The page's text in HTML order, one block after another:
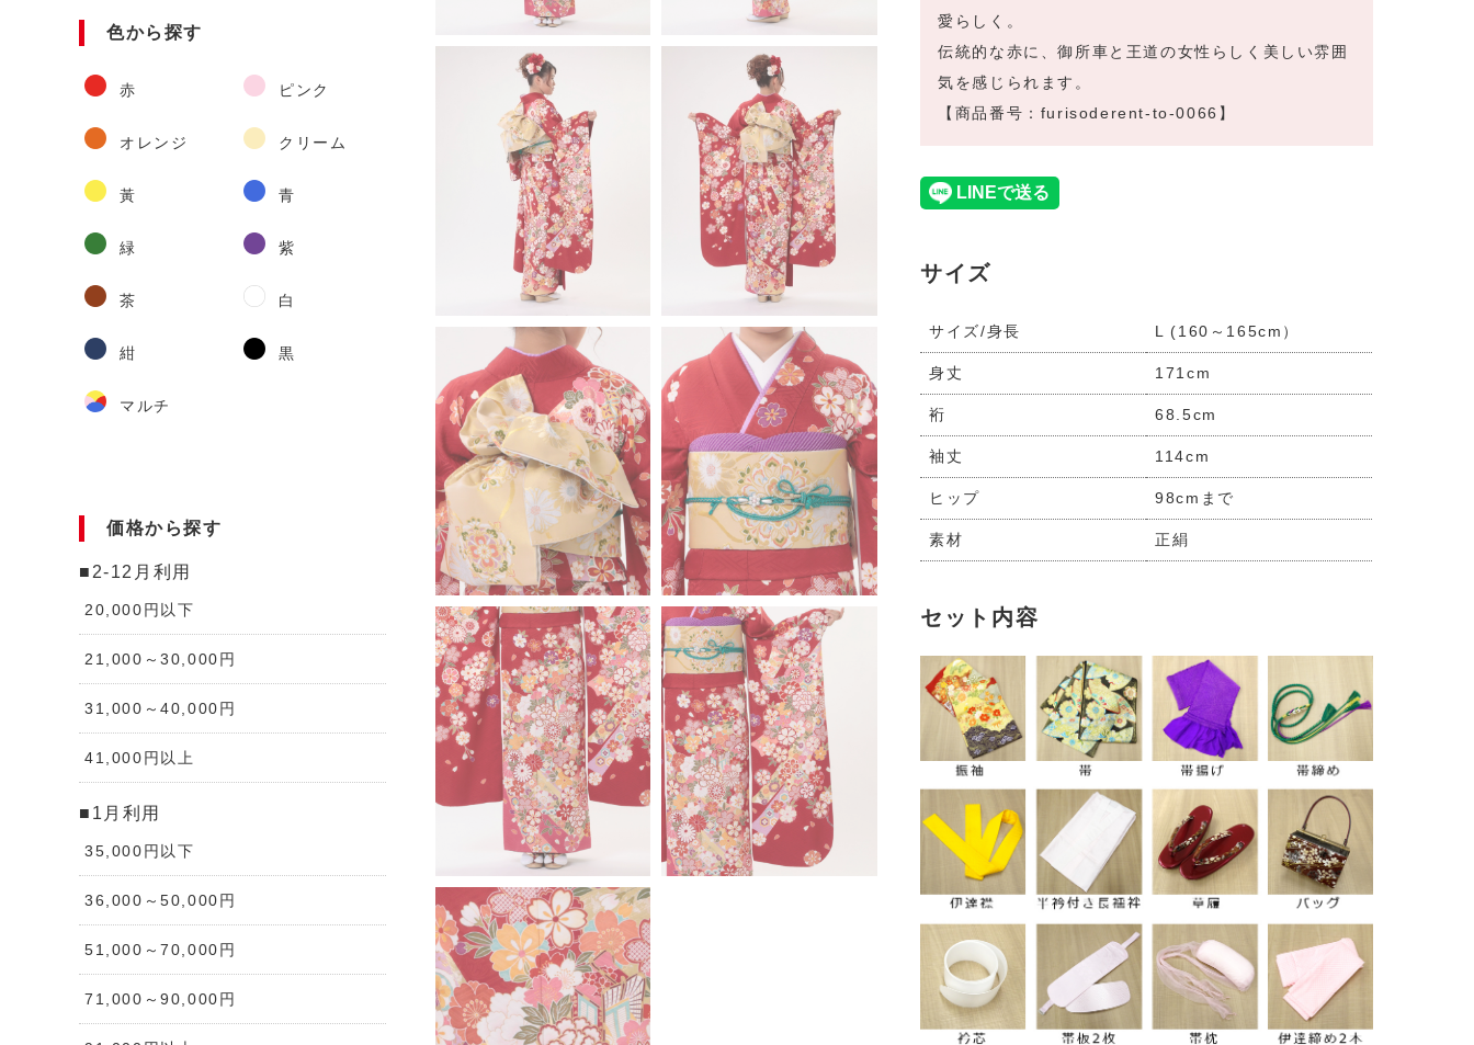
色から探す
赤 ピンク
オレンジ クリーム
黃 青
緑 紫
茶 白
紺 黒
マルチ
価格から探す
■2-12月利用
20,000円以下
21,000～30,000円
31,000～40,000円
41,000円以上
■1月利用
35,000円以下
36,000～50,000円
51,000～70,000円
71,000～90,000円
愛らしく。
伝統的な赤に、御所車と王道の女性らしく美しい雰囲
気を感じられます。
【商品番号：furisoderent-to-0066】
サイズ
サイズ/身長 L (160～165cm）
身丈 171cm
裄 68.5cm
袖丈 114cm
ヒップ 98cmまで
素材 正絹
セット内容